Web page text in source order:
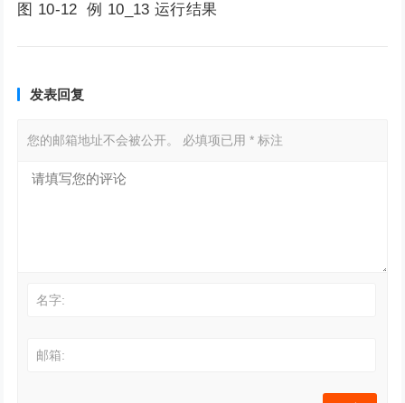
图 10-12 例 10_13 运行结果
发表回复
您的邮箱地址不会被公开。 必填项已用* 标注
名字:
邮箱: